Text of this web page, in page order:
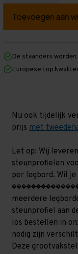
Grootvakstelling
mm
mm
x
1.000
niveaus
mm
mm
1.000
niveaus
De staanders
Europese top
Nu ook tijdelijk
prijs met
Let op: Wij
steunprofielen
per legbord. Wil je
meerdere
steunprofiel aan
los bestellen in
nodig zijn
Deze